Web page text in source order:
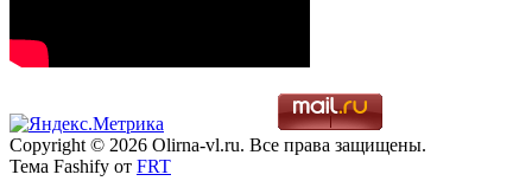
Copyright © 2026 Olirna-vl.ru. Все права защищены.
Тема Fashify от FRT